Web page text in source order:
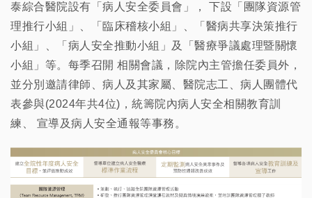
泰綜合醫院設有「病人安全委員會」， 下設「團隊資源管
理推行小組」、「臨床稽核小組」、「醫病共享決策推行
小組」、「病人安全推動小組」及「醫療爭議處理暨關懷
小組」等。每季召開 相關會議，除院內主管擔任委員外，
並分別邀請律師、病人及其家屬、醫院志工、病人團體代
表參與(2024年共4位)，統籌院內病人安全相關教育訓
練、 宣導及病人安全通報等事務。